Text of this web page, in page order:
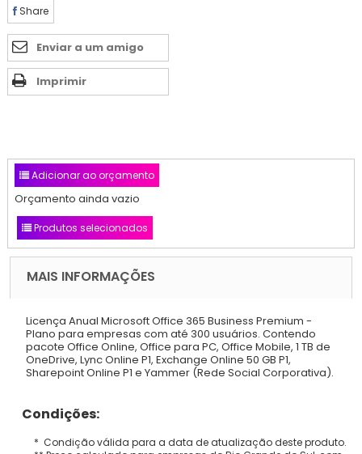
Share
Enviar a um amigo
Imprimir
Adicionar ao orçamento
Orçamento ainda vazio
Produtos selecionados
MAIS INFORMAÇÕES
Licença Anual Microsoft Office 365 Business Premium -
Plano para empresas com até 300 usuários. Contendo
pacote Office Online, Office para PC, Office Mobile, 1 TB de
OneDrive, Lync Online P1, Exchange Online 50 GB P1,
Sharepoint Online P1 e Yammer (Rede Social Corporativa).
Condições:
* Condição válida para a data de atualização deste produto.